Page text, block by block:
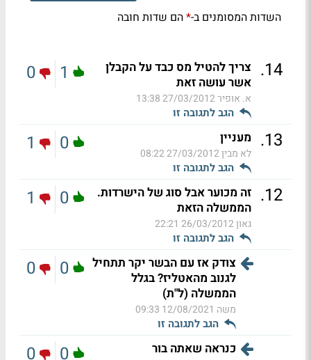
השדות המסומנים ב-*הם שדות חובה
14
. צריך להטיל מס כבד על הקבלן
אשר עושה זאת
א. אופיר27/03/2012 13:38
הגב לתגובה זו
1
0
13
. מעניין
לא מבין27/03/2012 08:22
הגב לתגובה זו
0
1
12
. זה מכוער אבל סוג של הישרדות.
הממשלה הזאת
גאון26/03/2012 22:21
הגב לתגובה זו
0
1
צודק אז עם הבשר יקר תתחיל
לגנוב מהאטליז? בגלל
הממשלה (ל"ת)
משה 12/08/2021 09:33
הגב לתגובה זו
0
0
כנראה שאתה בור 0
0